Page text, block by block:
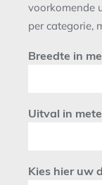
voorkomende
per categorie,
Breedte in
Uitval in
Kies hier uw